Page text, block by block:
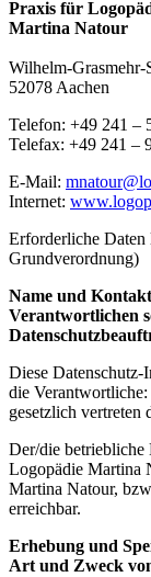
Praxis für
Martina Natour
Wilhelm-Grasmehr-
52078 Aachen
Telefon: +49 241 –
Telefax: +49 241 –
E-Mail:
Internet:
Erforderliche
Grundverordnung)
Name und
Verantwortlichen
Diese
die
gesetzlich vertreten
Der/die betriebliche
Logopädie Martina
Martina Natour,
erreichbar.
Erhebung und
Art und Zweck